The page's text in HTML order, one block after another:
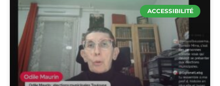
ACCESSIBILITÉ